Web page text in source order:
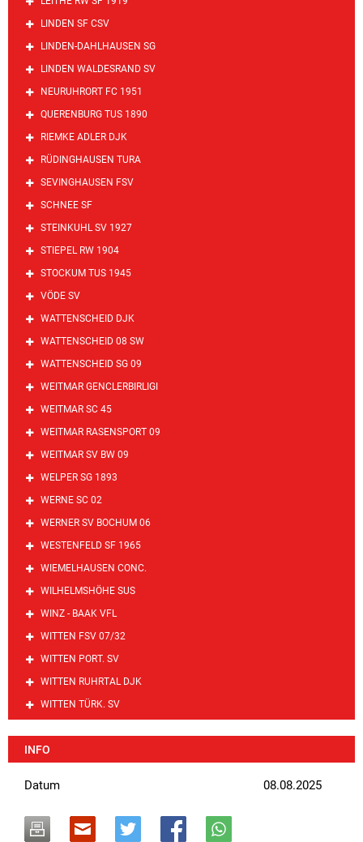
LINDEN SF CSV
LINDEN-DAHLHAUSEN SG
LINDEN WALDESRAND SV
NEURUHRORT FC 1951
QUERENBURG TUS 1890
RIEMKE ADLER DJK
RÜDINGHAUSEN TURA
SEVINGHAUSEN FSV
SCHNEE SF
STEINKUHL SV 1927
STIEPEL RW 1904
STOCKUM TUS 1945
VÖDE SV
WATTENSCHEID DJK
WATTENSCHEID 08 SW
WATTENSCHEID SG 09
WEITMAR GENCLERBIRLIGI
WEITMAR SC 45
WEITMAR RASENSPORT 09
WEITMAR SV BW 09
WELPER SG 1893
WERNE SC 02
WERNER SV BOCHUM 06
WESTENFELD SF 1965
WIEMELHAUSEN CONC.
WILHELMSHÖHE SUS
WINZ - BAAK VFL
WITTEN FSV 07/32
WITTEN PORT. SV
WITTEN RUHRTAL DJK
WITTEN TÜRK. SV
INFO
Datum 08.08.2025